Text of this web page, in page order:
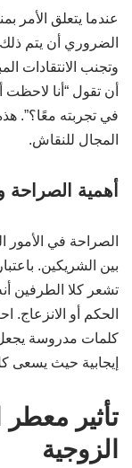
عندما يتعلق الأمر
الضروري أن يتم
وتجنب الانتقادات
أن تقول “أنا
في تجربته معًا؟”.
المجال للنقاش.
أهمية الصراحة
الصراحة في الأمور
بين الشريكين.
تشعر كلا الطرفين
الحكم أو
كلمات مدروسة يجعل
إيجابية حيث
تأثير معطر
الزوجية